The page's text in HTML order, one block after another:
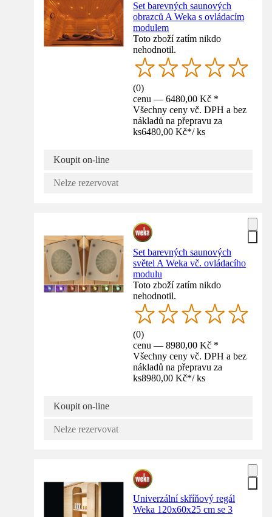
Set barevných saunových
obrazců A Weka s ovládacím
modulem
Toto zboží zatím nikdo
nehodnotil.
(0)
cenu — 6480,00 Kč *
Všechny ceny vč. DPH a bez
nákladů na přepravu za
ks6480,00 Kč*/ ks
Koupit on-line
Nelze rezervovat
Set barevných saunových
světel A Weka vč. ovládacího
modulu
Toto zboží zatím nikdo
nehodnotil.
(0)
cenu — 8980,00 Kč *
Všechny ceny vč. DPH a bez
nákladů na přepravu za
ks8980,00 Kč*/ ks
Koupit on-line
Nelze rezervovat
Univerzální skříňový regál
Weka 120x60x25 cm se 3